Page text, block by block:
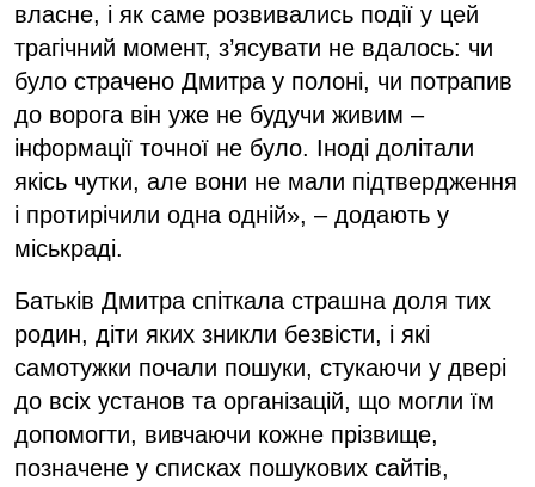
власне, і як саме розвивались події у цей
трагічний момент, з’ясувати не вдалось: чи
було страчено Дмитра у полоні, чи потрапив
до ворога він уже не будучи живим –
інформації точної не було. Іноді долітали
якісь чутки, але вони не мали підтвердження
і протирічили одна одній», – додають у
міськраді.
Батьків Дмитра спіткала страшна доля тих
родин, діти яких зникли безвісти, і які
самотужки почали пошуки, стукаючи у двері
до всіх установ та організацій, що могли їм
допомогти, вивчаючи кожне прізвище,
позначене у списках пошукових сайтів,